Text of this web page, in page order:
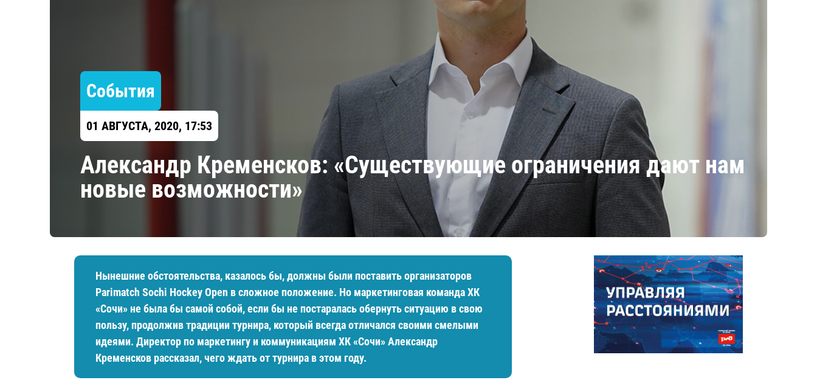
События
01 АВГУСТА, 2020, 17:53
Александр Кременсков: «Существующие ограничения дают нам
новые возможности»
Нынешние обстоятельства, казалось бы, должны были поставить организаторов
Parimatch Sochi Hockey Open в сложное положение. Но маркетинговая команда ХК
«Сочи» не была бы самой собой, если бы не постаралась обернуть ситуацию в свою
пользу, продолжив традиции турнира, который всегда отличался своими смелыми
идеями. Директор по маркетингу и коммуникациям ХК «Сочи» Александр
Кременсков рассказал, чего ждать от турнира в этом году.